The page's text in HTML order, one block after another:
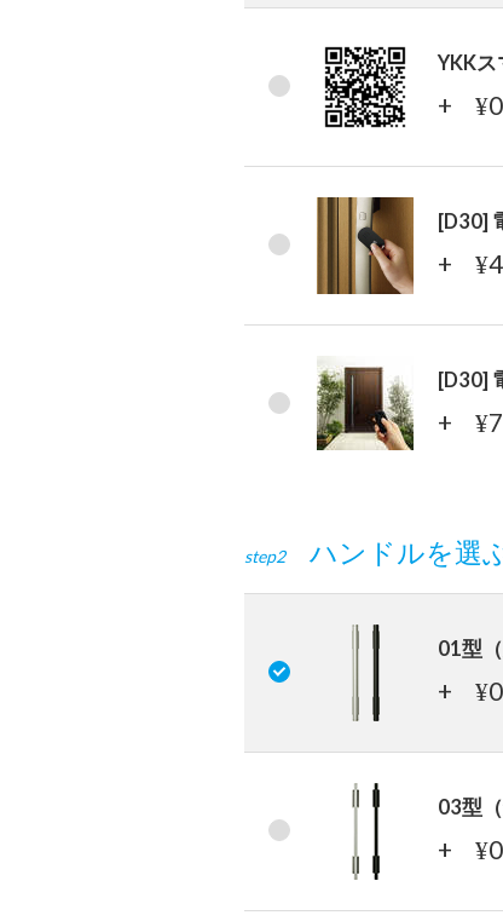
YKK
+ ¥0
[D30]
+ ¥
[D30]
+ ¥
step2 ハンドルを選
01型
+ ¥0
03型
+ ¥0